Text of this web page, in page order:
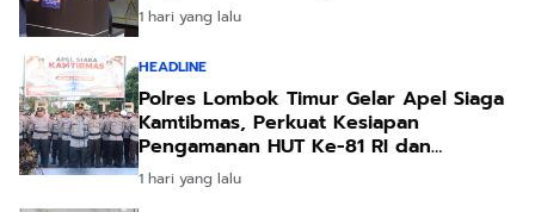
1 hari yang lalu
HEADLINE
Polres Lombok Timur Gelar Apel Siaga
Kamtibmas, Perkuat Kesiapan
Pengamanan HUT Ke-81 RI dan
Kunjungan Kapolri
1 hari yang lalu